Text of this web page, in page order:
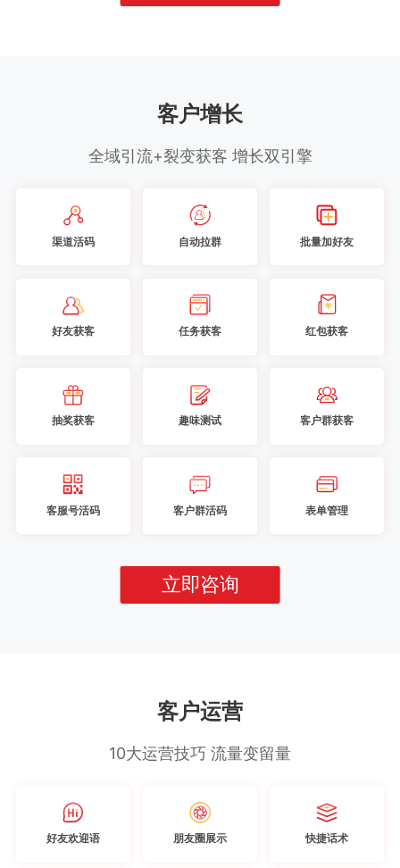
客户增长
全域引流+裂变获客 增长双引擎
渠道活码 自动拉群 批量加好友
好友获客 任务获客 红包获客
抽奖获客 趣味测试 客户群获客
客服号活码 客户群活码 表单管理
立即咨询
客户运营
10大运营技巧 流量变留量
好友欢迎语 朋友圈展示 快捷话术